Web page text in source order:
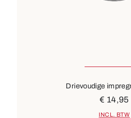
Drievoudige
€ 14,95
INCL. BTW